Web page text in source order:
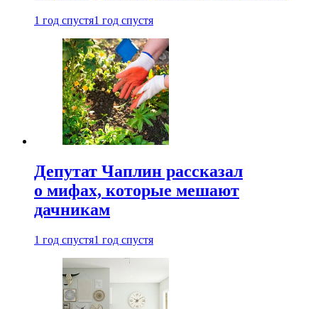
1 год спустя1 год спустя
Депутат Чаплин рассказал
о мифах, которые мешают
дачникам
1 год спустя1 год спустя